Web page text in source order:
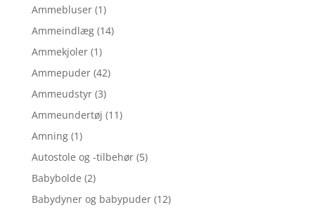
Ammebluser (1)
Ammeindlæg (14)
Ammekjoler (1)
Ammepuder (42)
Ammeudstyr (3)
Ammeundertøj (11)
Amning (1)
Autostole og -tilbehør (5)
Babybolde (2)
Babydyner og babypuder (12)